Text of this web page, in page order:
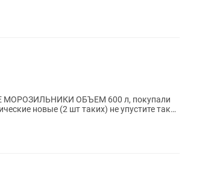
ОБЪЕМ 600 л, покупали
новые (2 шт таких) не упустите такие